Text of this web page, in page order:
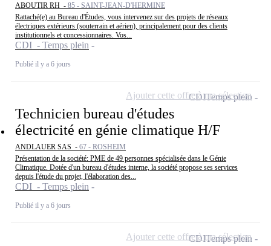
ABOUTIR RH - 85 - SAINT-JEAN-D'HERMINE
Rattaché(e) au Bureau d'Études, vous intervenez sur des projets de réseaux
électriques extérieurs (souterrain et aérien), principalement pour des clients
institutionnels et concessionnaires. Vos...
CDI - Temps plein
Publié il y a 6 jours
Technicien bureau d'études
électricité en génie climatique H/F
ANDLAUER SAS - 67 - ROSHEIM
Présentation de la société: PME de 49 personnes spécialisée dans le Génie
Climatique. Dotée d'un bureau d'études interne, la société propose ses services
depuis l'étude du projet, l'élaboration des...
CDI - Temps plein
Publié il y a 6 jours
CDITemps plein
Ajouter cette offre à ma sélection
CDITemps plein
Ajouter cette offre à ma sélection